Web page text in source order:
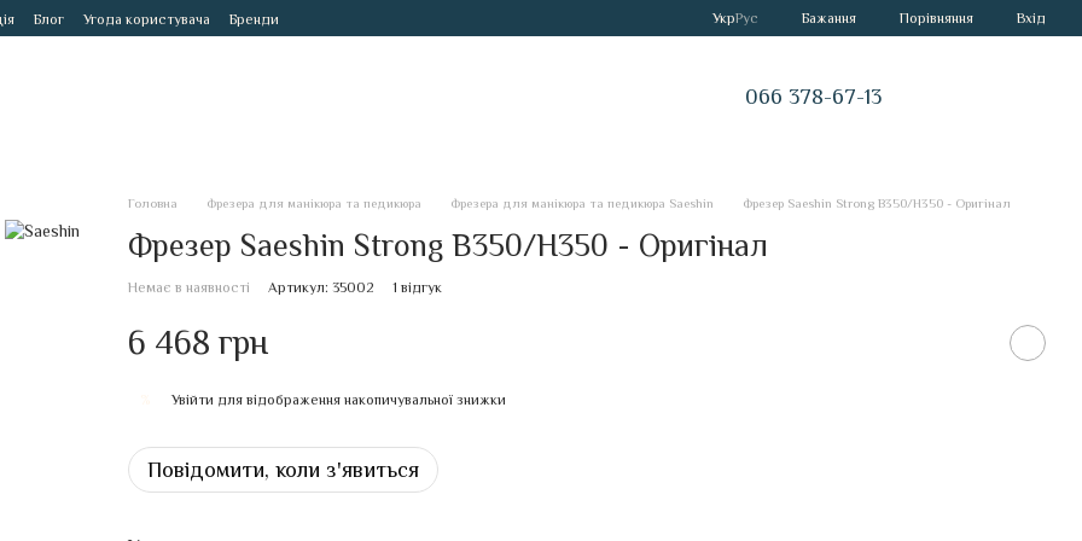
Блог Угода користувача Бренди УкрРус Бажання Порівняння Вхід
066 378-67-13
Головна Фрезера для манікюра та педикюра Фрезера для манікюра та педикюра Saeshin Фрезер Saeshin Strong B350/H350 - Оригінал
Фрезер Saeshin Strong B350/H350 - Оригінал
Немає в наявності Артикул: 35002 1 відгук
6 468 грн
Увійти для відображення накопичувальної знижки
Повідомити, коли з'явиться